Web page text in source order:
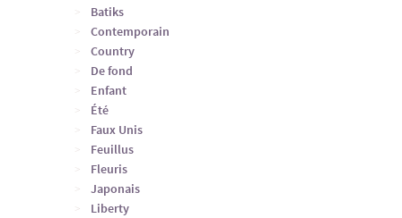
Batiks
Contemporain
Country
De fond
Enfant
Été
Faux Unis
Feuillus
Fleuris
Japonais
Liberty